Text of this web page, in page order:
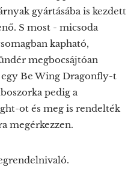
gyártásába is kezdett
S most - micsoda
kapható,
megbocsájtóan
Be Wing Dragonfly-t
pedig a
ot és meg is rendelték
megérkezzen.